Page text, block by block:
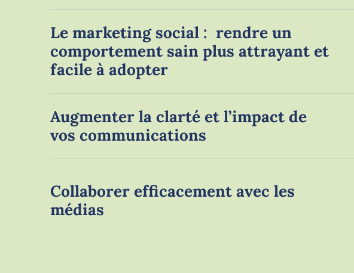
Le marketing social : rendre un
comportement sain plus attrayant et
facile à adopter
Augmenter la clarté et l’impact de
vos communications
Collaborer efficacement avec les
médias